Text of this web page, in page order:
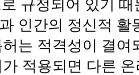
규정되어 있기
인간의 정신적 활
는 적격성이 결여
적용되면 다른